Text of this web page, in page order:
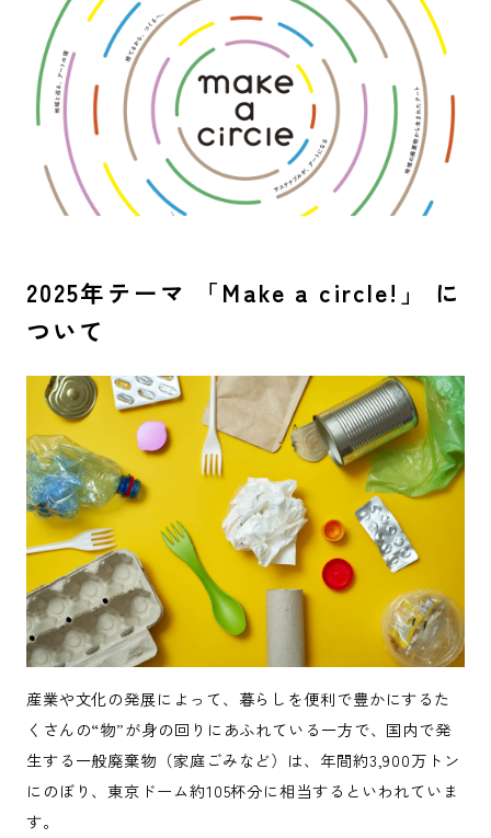
2025年テーマ 「Make a circle!」 に
ついて
産業や文化の発展によって、暮らしを便利で豊かにするた
くさんの“物”が身の回りにあふれている一方で、国内で発
生する一般廃棄物（家庭ごみなど）は、年間約3,900万トン
にのぼり、東京ドーム約105杯分に相当するといわれていま
す。